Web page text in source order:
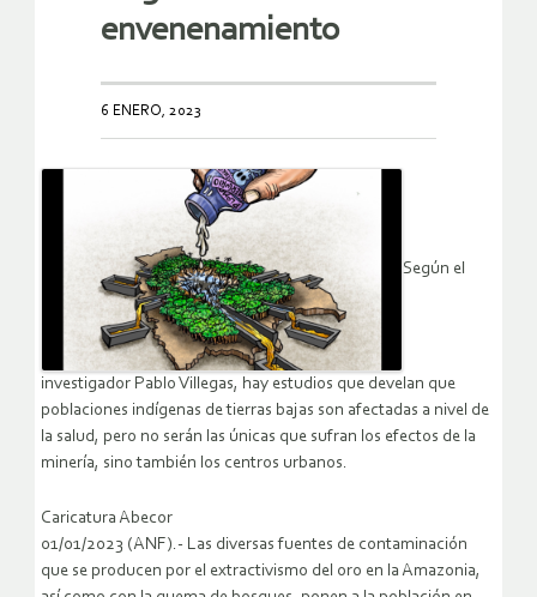
envenenamiento
6 ENERO, 2023
Según el
investigador Pablo Villegas, hay estudios que develan que
poblaciones indígenas de tierras bajas son afectadas a nivel de
la salud, pero no serán las únicas que sufran los efectos de la
minería, sino también los centros urbanos.
Caricatura Abecor
01/01/2023 (ANF).- Las diversas fuentes de contaminación
que se producen por el extractivismo del oro en la Amazonia,